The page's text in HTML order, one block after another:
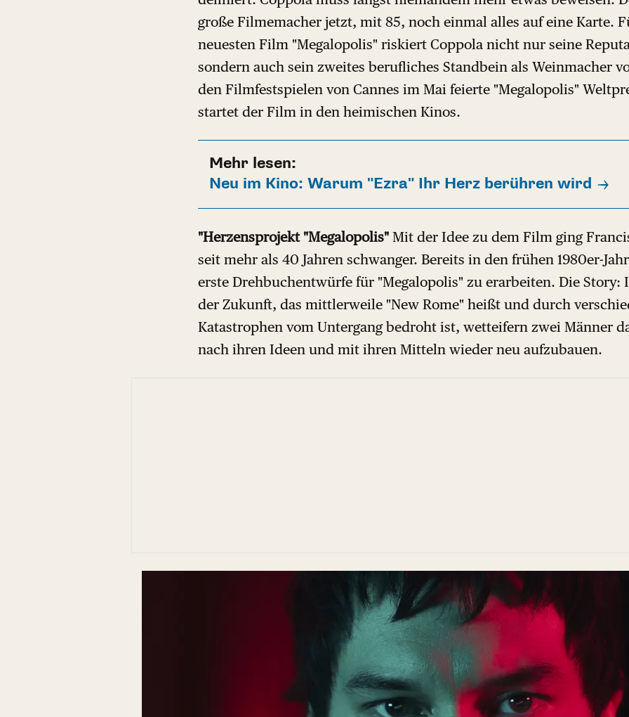
große Filmemacher jetzt, mit 85, noch einmal alles auf eine Karte.
neuesten Film "Megalopolis" riskiert Coppola nicht nur seine
sondern auch sein zweites berufliches Standbein als Weinmacher
den Filmfestspielen von Cannes im Mai feierte "Megalopolis"
startet der Film in den heimischen Kinos.
Mehr lesen:
Neu im Kino: Warum "Ezra" Ihr Herz berühren wird
"Herzensprojekt "Megalopolis" Mit der Idee zu dem Film ging
seit mehr als 40 Jahren schwanger. Bereits in den frühen 1980er-
erste Drehbuchentwürfe für "Megalopolis" zu erarbeiten. Die Story:
der Zukunft, das mittlerweile "New Rome" heißt und durch
Katastrophen vom Untergang bedroht ist, wetteifern zwei Männer
nach ihren Ideen und mit ihren Mitteln wieder neu aufzubauen.